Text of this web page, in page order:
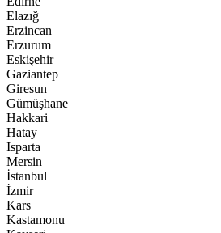
Elazığ
Erzincan
Erzurum
Eskişehir
Gaziantep
Giresun
Gümüşhane
Hakkari
Hatay
Isparta
Mersin
İstanbul
İzmir
Kars
Kastamonu